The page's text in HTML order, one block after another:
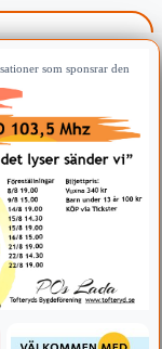
som sponsrar den